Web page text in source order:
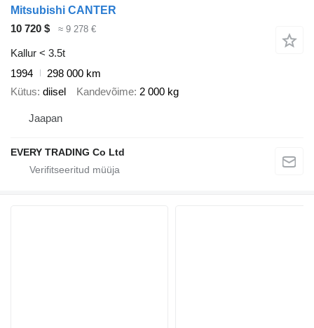
Mitsubishi CANTER
10 720 $
≈ 9 278 €
Kallur < 3.5t
1994
298 000 km
Kütus diisel Kandevõime 2 000 kg
Jaapan
EVERY TRADING Co Ltd